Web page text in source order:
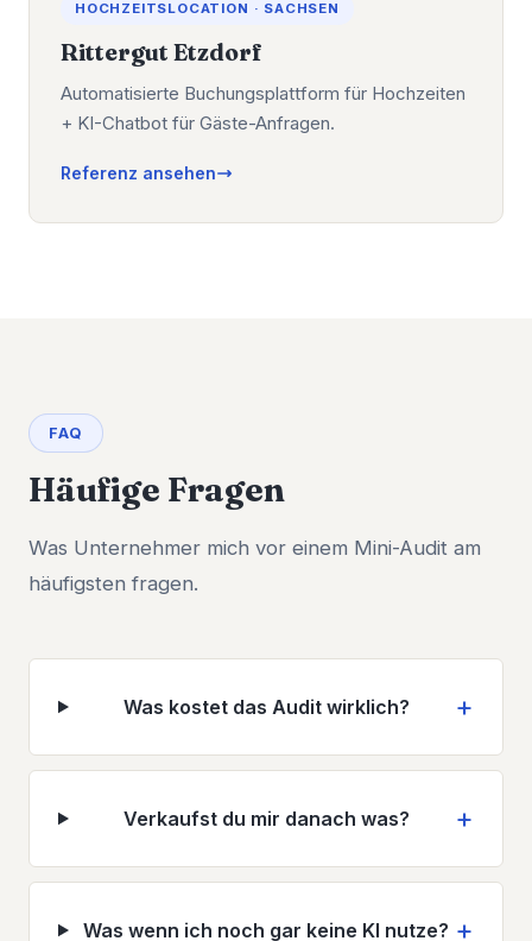
HOCHZEITSLOCATION · SACHSEN
Rittergut Etzdorf
Automatisierte Buchungsplattform für Hochzeiten
+ KI-Chatbot für Gäste-Anfragen.
Referenz ansehen
FAQ
Häufige Fragen
Was Unternehmer mich vor einem Mini-Audit am
häufigsten fragen.
Was kostet das Audit wirklich?
Verkaufst du mir danach was?
Was wenn ich noch gar keine KI nutze?